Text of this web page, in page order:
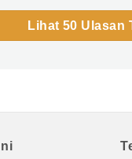
Lihat 50 Ulasan